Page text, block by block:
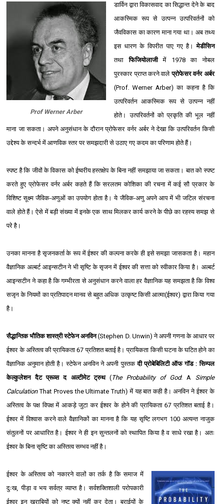
Prof Werner Arber
डार्विन द्वारा विकासवाद का सिद्धान्त देने के बाद
आकस्मिक रूप से उत्पन्न उत्परिवर्तनों को
जैवविकास का कारण माना गया था। अब तथ्य
इस धारण के विपरीत पाए गए है।मेडीसिन
तथाफिजियोलाजीमें 1978 का नोबल
पुरस्कार प्राप्त करने वालेप्रोफेसर वर्नर अर्बर
(Prof. Werner Arber) का कहना है कि
उत्परिवर्तन आकस्मिक रूप से उत्पन्न नहीं
होते। उत्परिवर्तनों को प्रकृति की भूल नहीं
माना जा सकता। अपने अनुसंधान के दौरान प्रोफेसर वर्नर अर्बर ने देखा कि उत्परिवर्तन किसी
उद्देश्‍य के सन्दर्भ में आणविक स्तर पर समझदारी से उठाए गए कदम का परिणाम होते हैं।
स्पष्ट है कि जीवों के विकास को ईष्वरीय हस्तक्षेप के बिना नहीं समझाया जा सकता। बात को स्पष्ट
करते हुए प्रोफेसर वर्नर अर्बर कहते हैं कि सरलतम कोशिका की रचना में कई सौ प्रकार के
विशिष्ट सूक्ष्म जैविक-अणुओं का उपयोग होता है। ये जैविक-अणु अपने आप में भी जटिल संरचना
वाले होते हैं। ऐसे में बड़ी संख्या में इनके एक साथ मिलकर कार्य करने के पीछे का रहस्य समझ से
परे है।
उनका मानना है सृजनकर्ता के रूप में ईश्‍वर की कल्पना करके ही इसे समझा जासकता है। महान
वैज्ञानिक अल्बर्ट आइन्सटीन ने भी सृष्टि के सृजन में ईश्‍वर की सत्ता को स्वीकार किया है। अल्बर्ट
आइन्सटीन ने कहा है कि गम्भीरता से अनुसंधान करने वाला हर वैज्ञानिक यह समझता है कि विश्‍व
सजृन के नियमों का प्रतिपादन मानव से बहुत अधिक उत्कृष्ट किसी आत्मा(ईश्‍वर) द्वारा किया गया
है।
सैद्धान्तिक भौतिक शास्त्री स्टेफेन अनविन(Stephen D. Unwin) ने अपनी गणना के आधार पर
ईश्‍वर के अस्तित्व की प्रायिकता 67 प्रतिशत बताई है। प्रायिकता किसी घटना के घटित होने का
वैज्ञानिक अनुमान होती है। स्टेफेन अनविन ने अपनी पुस्तकदी प्रोबेबिलिटी ऑफ गॉड : सिम्पल
केल्कुलेशन दैट प्रूव्स द अल्टीमेट ट्रुथ(The Probability of God: A Simple
CalculationThat Proves the Ultimate Truth) में यह बात कही है। अनविन ने ईश्‍वर के
अस्तित्व के पक्ष विपक्ष में आकड़े जुटा कर ईश्‍वर के होने की प्रायिकता 67 प्रतिशत बताई है।
ईश्‍वर में विश्‍वास करने वाले वैज्ञानिकों का मानना है कि यह सृष्टि लगभग 100 अत्यन्त नाजुक
संतुलनों पर आधारित है। ईश्‍वर ने ही इन सुन्तलनों को स्थापित किया है व साधे रखा है। अतः
ईश्‍वर के बिना सृष्टि का अस्तित्व सम्भव नहीं है।
ईश्‍वर के अस्तित्व को नकारने वालों का तर्क है कि समाज में
दुःख, पीड़ा व भय सर्वत्र व्याप्त है। सर्वशक्तिशाली परोपकारी
ईश्‍वर इन खराबियों को नष्ट क्यों नहीं कर देता। बुराईयों के